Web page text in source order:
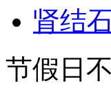
肾结
节假日